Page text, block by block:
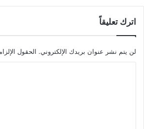
اترك تعليقاً
لن يتم نشر عنوان بريدك الإلكتروني. الحقول